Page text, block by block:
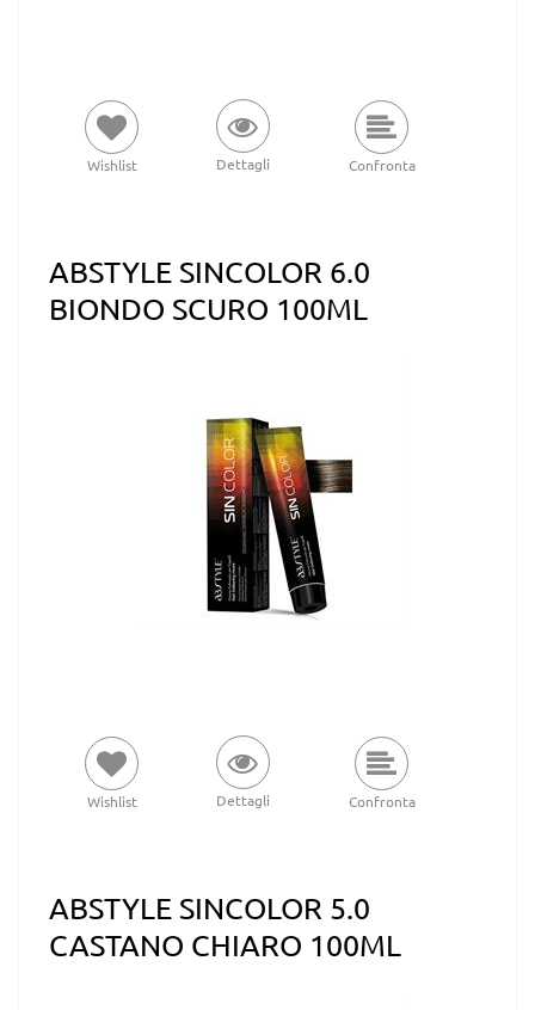
Wishlist Dettagli Confronta
ABSTYLE SINCOLOR 6.0
BIONDO SCURO 100ML
Wishlist Dettagli Confronta
ABSTYLE SINCOLOR 5.0
CASTANO CHIARO 100ML